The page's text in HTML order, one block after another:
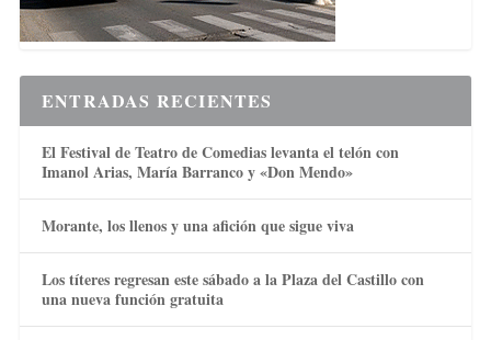
ENTRADAS RECIENTES
El Festival de Teatro de Comedias levanta el telón con
Imanol Arias, María Barranco y «Don Mendo»
Morante, los llenos y una afición que sigue viva
Los títeres regresan este sábado a la Plaza del Castillo con
una nueva función gratuita